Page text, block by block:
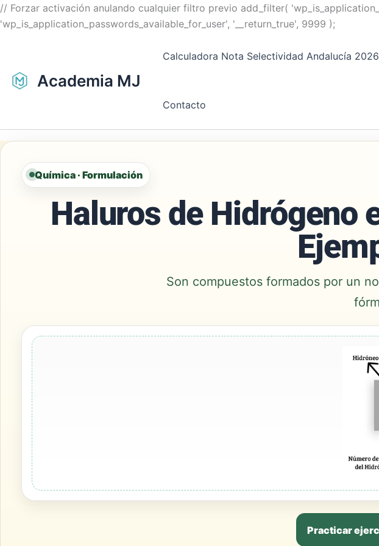
// Forzar activación anulando cualquier filtro previo add_filter(
'wp_is_application_passwords_available_for_user', '__return_true', 9999 );
Ir
al
Academia MJ
Calculadora Nota Selectividad Andalucía
Contacto
Química · Formulación
Haluros de Hidrógeno
Son compuestos formados por un
Practicar